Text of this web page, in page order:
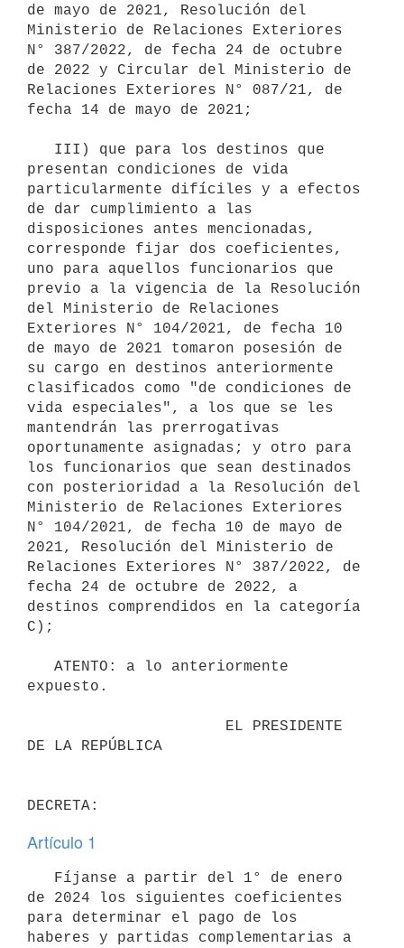
de mayo de 2021, Resolución del
Ministerio de Relaciones Exteriores
N° 387/2022, de fecha 24 de octubre
de 2022 y Circular del Ministerio de
Relaciones Exteriores N° 087/21, de
fecha 14 de mayo de 2021;
presentan condiciones de vida
particularmente difíciles y a efectos
de dar cumplimiento a las
disposiciones antes mencionadas,
corresponde fijar dos coeficientes,
uno para aquellos funcionarios que
previo a la vigencia de la Resolución
del Ministerio de Relaciones
Exteriores N° 104/2021, de fecha 10
de mayo de 2021 tomaron posesión de
su cargo en destinos anteriormente
clasificados como "de condiciones de
vida especiales", a los que se les
mantendrán las prerrogativas
oportunamente asignadas; y otro para
los funcionarios que sean destinados
con posterioridad a la Resolución del
Ministerio de Relaciones Exteriores
N° 104/2021, de fecha 10 de mayo de
2021, Resolución del Ministerio de
Relaciones Exteriores N° 387/2022, de
fecha 24 de octubre de 2022, a
destinos comprendidos en la categoría
C);
expuesto.
DE LA REPÚBLICA
Artículo 1
de 2024 los siguientes coeficientes
para determinar el pago de los
haberes y partidas complementarias a